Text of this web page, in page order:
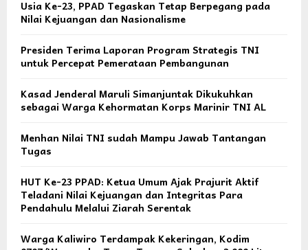
Usia Ke-23, PPAD Tegaskan Tetap Berpegang pada
Nilai Kejuangan dan Nasionalisme
Presiden Terima Laporan Program Strategis TNI
untuk Percepat Pemerataan Pembangunan
Kasad Jenderal Maruli Simanjuntak Dikukuhkan
sebagai Warga Kehormatan Korps Marinir TNI AL
Menhan Nilai TNI sudah Mampu Jawab Tantangan
Tugas
HUT Ke-23 PPAD: Ketua Umum Ajak Prajurit Aktif
Teladani Nilai Kejuangan dan Integritas Para
Pendahulu Melalui Ziarah Serentak
Warga Kaliwiro Terdampak Kekeringan, Kodim